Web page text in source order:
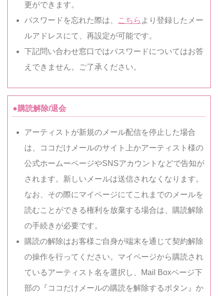
更ができます。
パスワードを忘れた際は、
こちら より登録したメー
ルアドレスにて、再設定が可能です。
下記問い合わせ窓口ではパスワードについてはお答
えできません。ご了承ください。
●購読解除/退会
アーティストが新規のメール配信を停止した場合
は、ココだけメールのサイト上かアーティスト様の
公式ホームーページやSNSアカウントなどで告知が
されます。新しいメールは送信されなくなります。
なお、その際にマイページにてこれまでのメールを
読むことができる権利を放棄する場合は、購読解除
の手続きが必要です。
購読の解除はお客様ご自身が端末を通じて契約解除
の操作を行ってください。マイページから購読され
ているアーティスト名を選択し、Mail Boxページ下
部の『ココだけメールの購読を解除するボタン』か